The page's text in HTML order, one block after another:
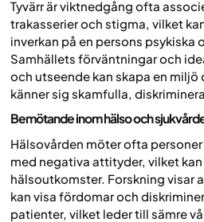
Tyvärr är viktnedgång ofta
trakasserier och stigma, vilket
inverkan på en persons psykiska
Samhällets förväntningar och
och utseende kan skapa en
känner sig skamfulla,
Bemötande inom hälso och
Hälsovården möter ofta
med negativa attityder, vilket
hälsoutkomster. Forskning visar
kan visa fördomar och
patienter, vilket leder till sämre